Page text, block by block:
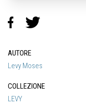
AUTORE
Levy Moses
COLLEZIONE
LEVY